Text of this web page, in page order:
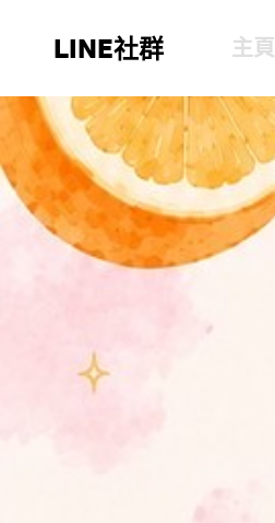
LINE社群 主頁